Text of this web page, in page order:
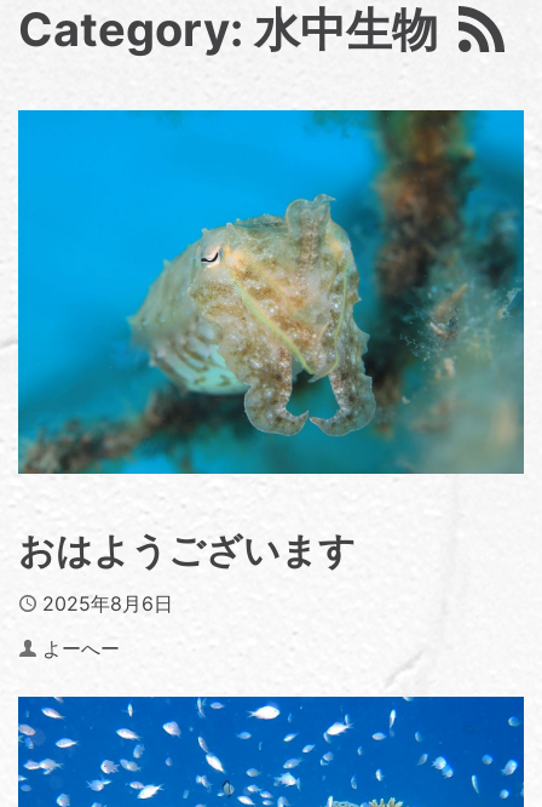
Category: 水中生物
おはようございます
Published
2025年8月6日
Author
よーへー